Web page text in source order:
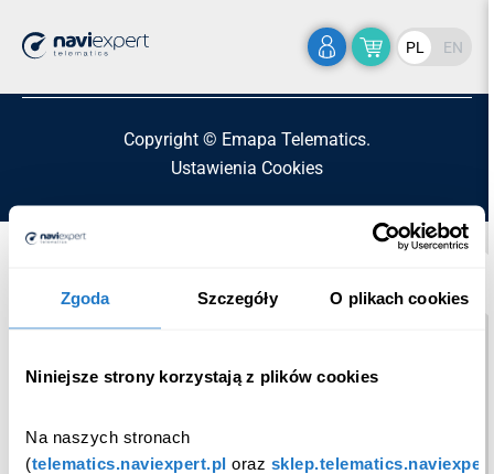
Zgoda Szczegóły O plikach cookies
Niniejsze strony korzystają z plików cookies
Na naszych stronach
(telematics.naviexpert.pl oraz
PL EN
Copyright © Emapa Telematics.
Ustawienia Cookies